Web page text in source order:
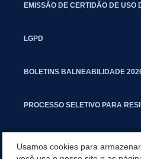
EMISSÃO DE CERTIDÃO DE USO
LGPD
BOLETINS BALNEABILIDADE
PROCESSO SELETIVO PARA
Usamos cookies para